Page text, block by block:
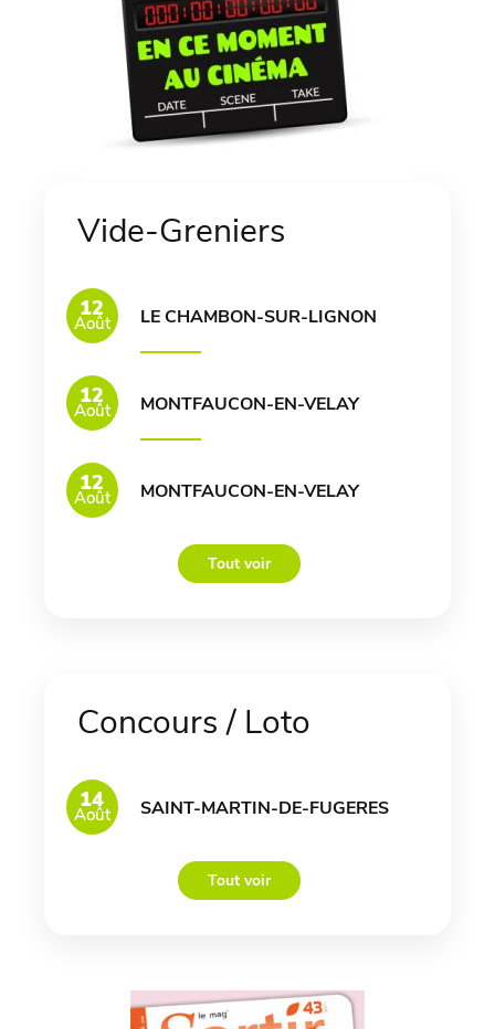
Vide-Greniers
12
Août LE CHAMBON-SUR-LIGNON
12
Août MONTFAUCON-EN-VELAY
12
Août MONTFAUCON-EN-VELAY
Tout voir
Concours / Loto
14
Août SAINT-MARTIN-DE-FUGERES
Tout voir